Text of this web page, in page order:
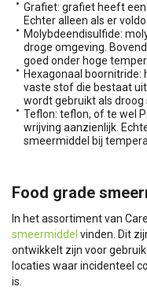
Grafiet: grafiet heeft
Echter alleen als er
Molybdeendisulfide:
droge omgeving.
goed onder hoge
Hexagonaal
vaste stof die bestaat
wordt gebruikt als droog
Teflon: teflon, of te wel
wrijving aanzienlijk.
smeermiddel bij
Food grade
In het assortiment van
smeermiddel vinden. Dit
ontwikkelt zijn voor
locaties waar incidenteel
is.